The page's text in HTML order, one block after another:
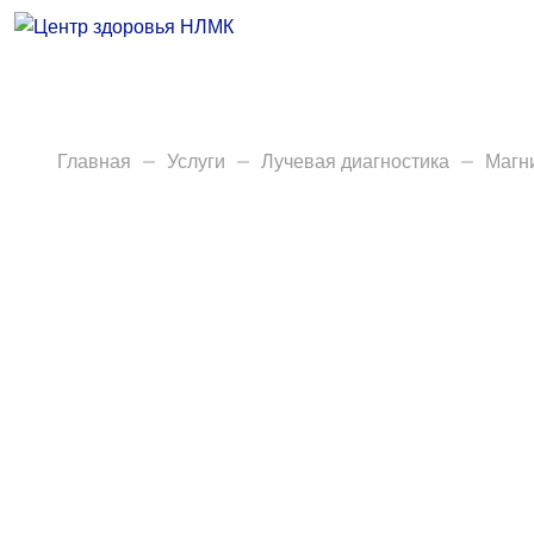
Анализы
Главная Услуги Лучевая диагностика